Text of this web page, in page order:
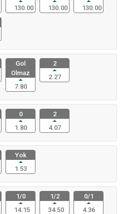
130.00
130.00
130.00
Gol
Olmaz
7.80
2
2.27
0
1.80
2
4.07
Yok
1.53
1/0
14.15
1/2
34.50
0/1
4.36